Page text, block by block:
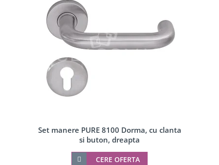
Set manere PURE 8100 Dorma, cu clanta
si buton, dreapta
CERE OFERTA